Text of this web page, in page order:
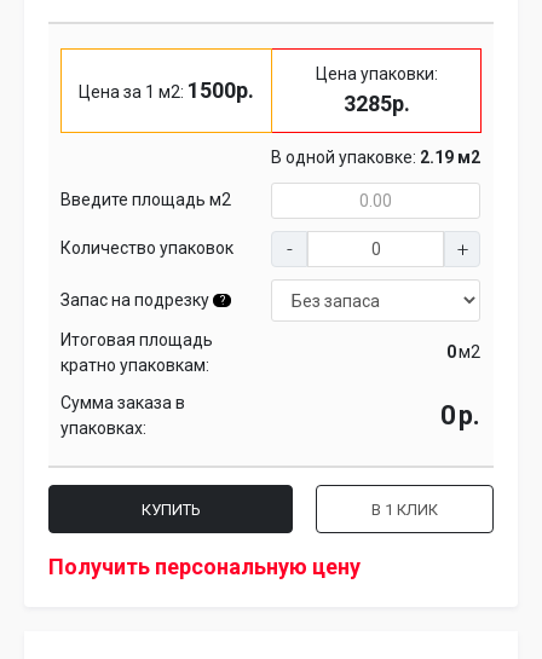
Цена за 1 м2: 1500р.
Цена упаковки:
3285р.
В одной упаковке: 2.19 м2
Введите площадь м2
Количество упаковок
Запас на подрезку ?
Итоговая площадь
кратно упаковкам:
м2
Сумма заказа в
упаковках:
р.
КУПИТЬ В 1 КЛИК
Получить персональную цену